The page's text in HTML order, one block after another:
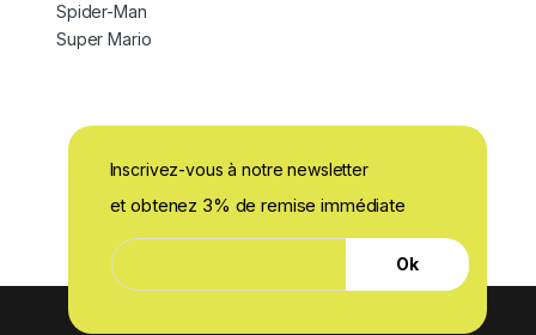
Spider-Man
Super Mario
Inscrivez-vous à notre newsletter
et obtenez 3% de remise immédiate
*
E
E
-
m
Ok